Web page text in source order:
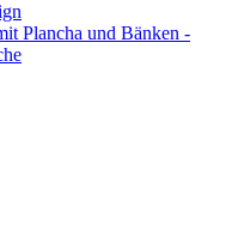
Plancha und Bänken -